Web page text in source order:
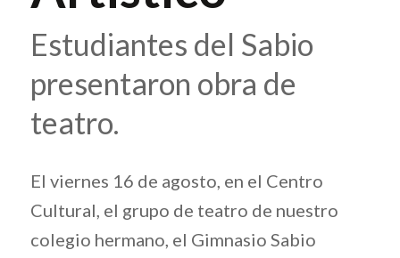
Estudiantes del Sabio
presentaron obra de
teatro.
El viernes 16 de agosto, en el Centro
Cultural, el grupo de teatro de nuestro
colegio hermano, el Gimnasio Sabio